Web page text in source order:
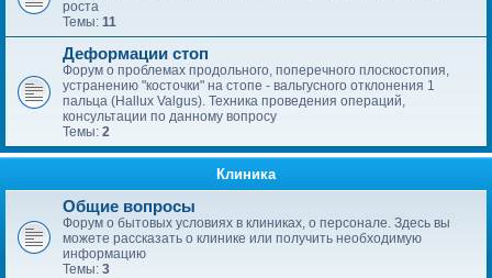
роста
Темы: 11
Деформации стоп
Форум о проблемах продольного, поперечного плоскостопия,
устранению "косточки" на стопе - вальгусного отклонения 1
пальца (Hallux Valgus). Техника проведения операций,
консультации по данному вопросу
Темы: 2
Клиника
Общие вопросы
Форум о бытовых условиях в клиниках, о персонале. Здесь вы
можете рассказать о клинике или получить необходимую
информацию
Темы: 3